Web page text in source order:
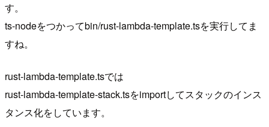
す。
ts-nodeをつかってbin/rust-lambda-template.tsを実行してま
すね。
rust-lambda-template.tsでは
rust-lambda-template-stack.tsをimportしてスタックのインス
タンス化をしています。